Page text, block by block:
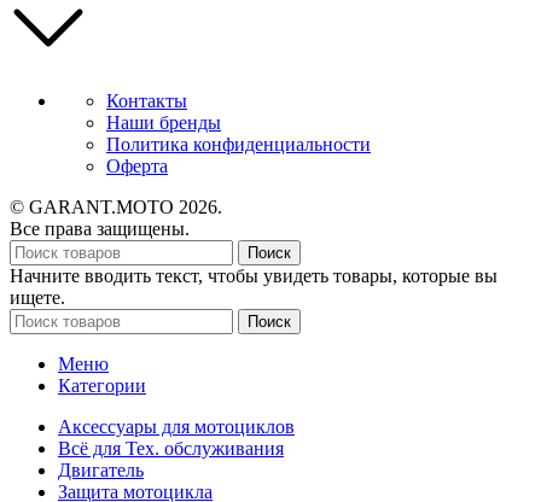
Контакты
Наши бренды
Политика конфиденциальности
Оферта
© GARANT.MOTO 2026.
Все права защищены.
Поиск
Начните вводить текст, чтобы увидеть товары, которые вы
ищете.
Поиск
Меню
Категории
Аксессуары для мотоциклов
Всё для Тех. обслуживания
Двигатель
Защита мотоцикла